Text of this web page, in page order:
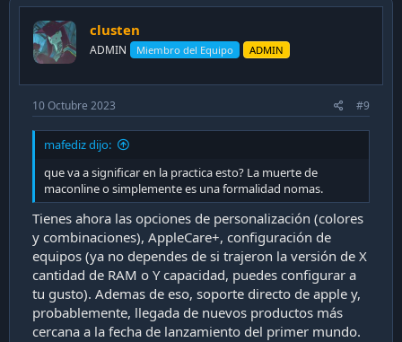
clusten
ADMIN Miembro del Equipo ADMIN
10 Octubre 2023 #9
mafediz dijo:
que va a significar en la practica esto? La muerte de
maconline o simplemente es una formalidad nomas.
Tienes ahora las opciones de personalización (colores
y combinaciones), AppleCare+, configuración de
equipos (ya no dependes de si trajeron la versión de X
cantidad de RAM o Y capacidad, puedes configurar a
tu gusto). Ademas de eso, soporte directo de apple y,
probablemente, llegada de nuevos productos más
cercana a la fecha de lanzamiento del primer mundo.